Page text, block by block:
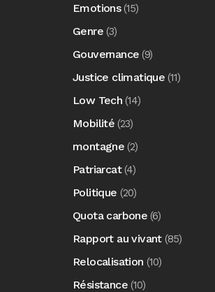
Emotions(15)
Genre (3)
Gouvernance (9)
Justice climatique (11)
Low Tech (14)
Mobilité (23)
montagne (2)
Patriarcat(4)
Politique (20)
Quota carbone (6)
Rapport au vivant(85)
Relocalisation (10)
Résistance (10)